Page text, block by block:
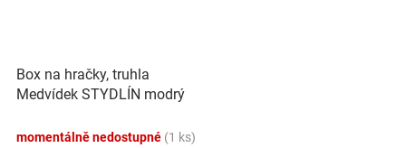
Box na hračky, truhla
Medvídek STYDLÍN modrý
momentálně nedostupné (1 ks)